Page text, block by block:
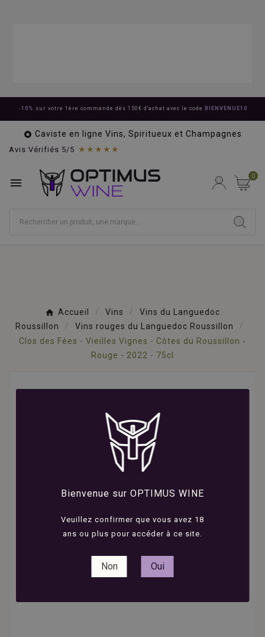
Bienvenue sur OPTIMUS WINE
Veuillez confirmer que vous avez 18
ans ou plus pour accéder à ce site.
Non Oui
-10% sur votre 1ère commande dès 150€ d'achat avec le code BIENVENUE10
 Caviste en ligne Vins, Spiritueux et Champagnes
Avis Vérifiés 5/5 ★★★★★
 0
Accueil Vins
Vins du Languedoc
Roussillon
Vins rouges du Languedoc Roussillon
Clos des Fées - Vieilles Vignes - Côtes du Roussillon -
Rouge - 2022 - 75cl